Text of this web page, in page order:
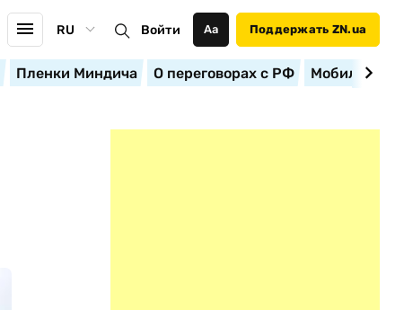
RU Войти Аа Поддержать ZN.ua
Пленки Миндича О переговорах с РФ